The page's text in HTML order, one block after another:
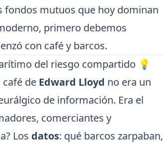
fondos mutuos que hoy dominan
primero debemos
con café y barcos.
del riesgo compartido 💡
café de Edward Lloyd no era un
de información. Era el
comerciantes y
Los datos: qué barcos zarpaban,